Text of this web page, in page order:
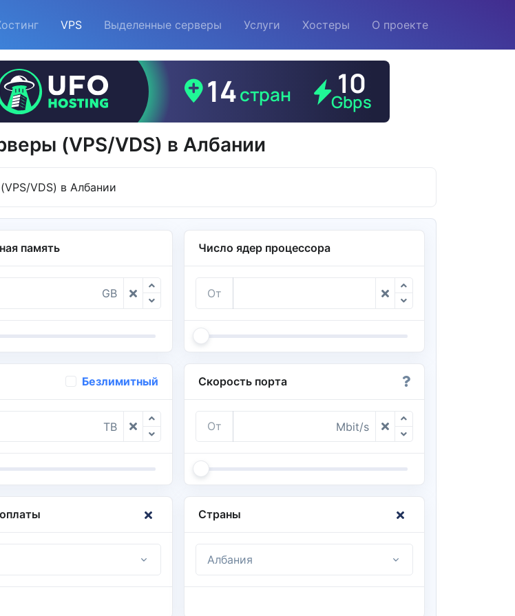
VPS Выделенные серверы Услуги Хостеры О проекте
(VPS/VDS) в Албании
VDS) в Албании
память
GB
Число ядер процессора
От
Безлимитный
TB
Скорость порта
От Mbit/s
Страны
Албания